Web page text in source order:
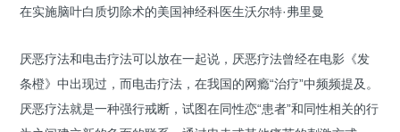
在实施脑叶白质切除术的美国神经科医生沃尔特·弗里曼
厌恶疗法和电击疗法可以放在一起说，厌恶疗法曾经在电影《发
条橙》中出现过，而电击疗法，在我国的网瘾“治疗”中频频提及。
厌恶疗法就是一种强行戒断，试图在同性恋“患者”和同性相关的行